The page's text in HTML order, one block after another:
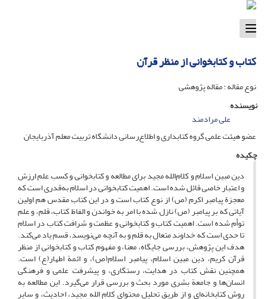
Toggle
navigation
کتاب و کتابخوانی از منظر قرآن
نوع مقاله : مقاله پژوهشی
نویسنده
علی مرادمند
عضو هیئت علمی گروه کتابداری و اطلاع‌رسانی دانشگاه تربیت معلم آذربایجان
چکیده
دین مبین اسلام و کلام‌‌الله مجید برای مطالعه و کتابخوانی و کسب علم ارزش
و اعتبار خاصی قائل شده است. اهمیت کتابخوانی در اسلام به‌قدری است که
معجزة پیامبر اکرم (ص) از نوع کتاب است و در این کتاب مقدس هم اولین
آیاتی که بر پیامبر (ص) نازل شده با امر به خواندن و الفاظ کتاب، قلم، و علم
توأم شده است. اهمیت کتاب و کتابخوانی و عظمت و شرافت کتاب در اسلام
تا حدی است که خداوند متعال به قلم و به آنچه می‌نویسد، قسم یاد می‌کند.
هدف این پژوهش، بررسی جایگاه، معنا، و مفهوم کتاب و کتابخوانی از منظر
قرآن کریم، دین مبین اسلام، پیامبر اسلام(ص)، و ائمة اطهار(ع) است.
همچنین نقش کتاب در هدایت، رستگاری، و پیشرفت علمی و فرهنگی
انسان‌ها و جامعة بشری مورد بحث و بررسی قرار می‌گیرد. این مطالعه به
روش کتابخانه‌ای و از طریق تحلیل محتوای کلام الله مجید، احادیث، و سایر